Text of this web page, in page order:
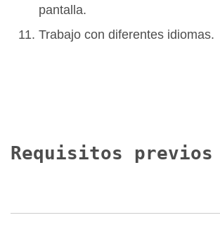
pantalla.
Trabajo con diferentes idiomas.
Requisitos previos